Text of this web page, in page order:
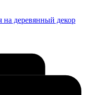
на деревянный декор